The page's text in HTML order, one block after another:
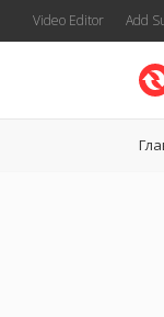
Video Editor Add